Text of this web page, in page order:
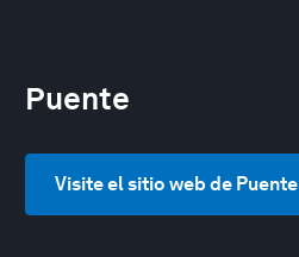
Puente
Visite el sitio web de Puente